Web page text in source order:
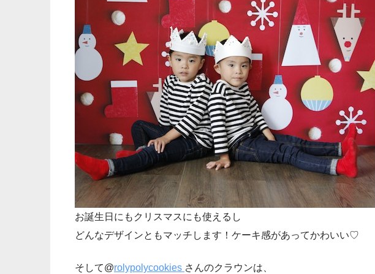
お誕生日にもクリスマスにも使えるし
どんなデザインともマッチします！ケーキ感があってかわいい♡
そして@rolypolycookies さんのクラウンは、